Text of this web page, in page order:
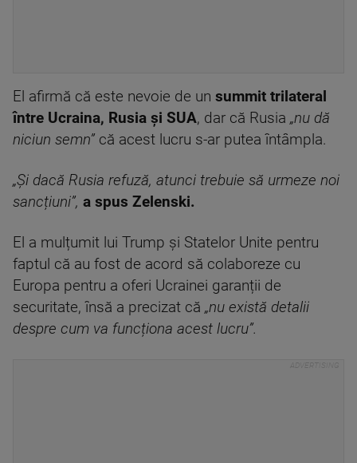
El afirmă că este nevoie de un summit trilateral
între Ucraina, Rusia și SUA, dar că Rusia „nu dă
niciun semn” că acest lucru s-ar putea întâmpla.
„Și dacă Rusia refuză, atunci trebuie să urmeze noi
sancțiuni”, a spus Zelenski.
El a mulțumit lui Trump și Statelor Unite pentru
faptul că au fost de acord să colaboreze cu
Europa pentru a oferi Ucrainei garanții de
securitate, însă a precizat că „nu există detalii
despre cum va funcționa acest lucru”.